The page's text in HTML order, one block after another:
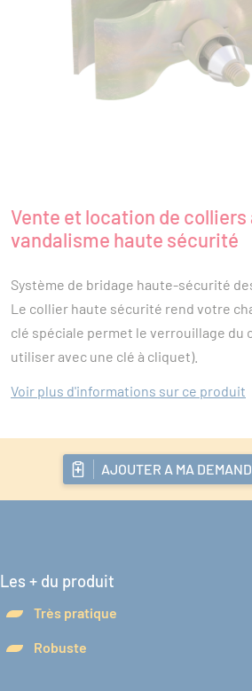
Vente et location de
vandalisme haute sécurité
Système de bridage haute-sécurité
Le collier haute sécurité rend votre
clé spéciale permet le verrouillage du
utiliser avec une clé à cliquet).
Voir plus d'informations sur ce produit
AJOUTER A MA
Les + du produit
Très pratique
Robuste